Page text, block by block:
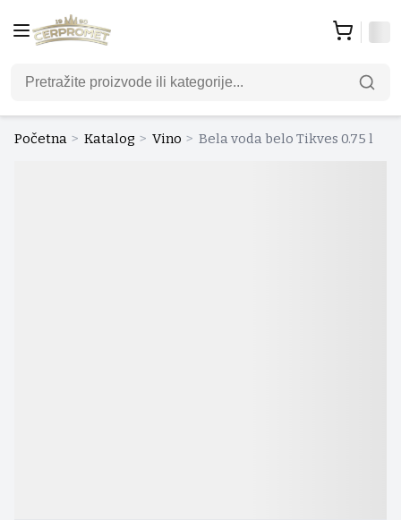
Početna > Katalog > Vino > Bela voda belo Tikves 0.75 l